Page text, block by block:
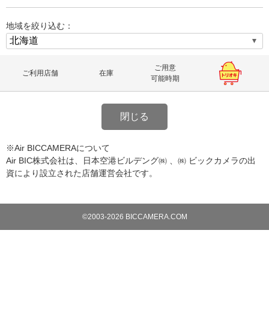
地域を絞り込む：
ご利用店舗 在庫
ご用意
可能時期
閉じる
※Air BICCAMERAについて
Air BIC株式会社は、日本空港ビルデング㈱ 、㈱ ビックカメラの出
資により設立された店舗運営会社です。
©2003-2026 BICCAMERA.COM